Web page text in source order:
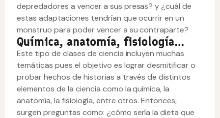
depredadores a vencer a sus presas? y ¿cuál de
estas adaptaciones tendrían que ocurrir en un
monstruo para poder vencer a su contraparte?
Química, anatomía, fisiología…
Este tipo de clases de ciencia incluyen muchas
temáticas pues el objetivo es lograr desmitificar o
probar hechos de historias a través de distintos
elementos de la ciencia como la química, la
anatomía, la fisiología, entre otros. Entonces,
surgen preguntas como: ¿cómo sería la dieta que